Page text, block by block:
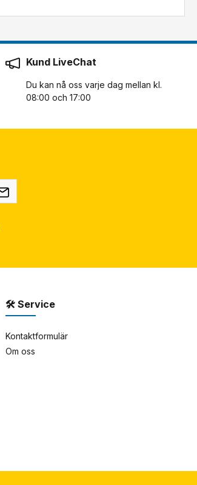
Kund LiveChat
Du kan nå oss varje dag mellan kl.
08:00 och 17:00
🛠 Service
Kontaktformulär
Om oss